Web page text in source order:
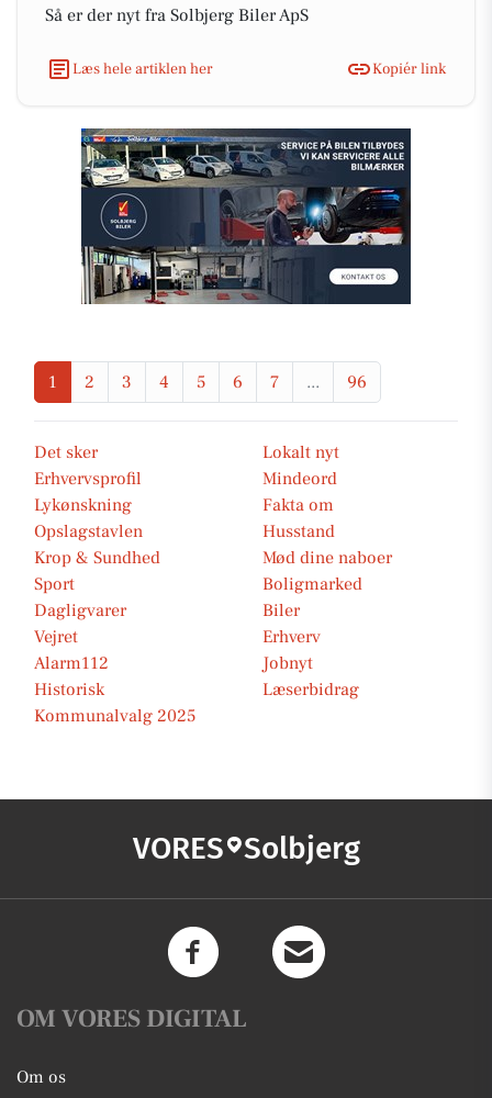
Så er der nyt fra Solbjerg Biler ApS
Læs hele artiklen her Kopiér link
1 2 3 4 5 6 7 ... 96
Det sker
Lokalt nyt
Erhvervsprofil
Mindeord
Lykønskning
Fakta om
Opslagstavlen
Husstand
Krop & Sundhed
Mød dine naboer
Sport
Boligmarked
Dagligvarer
Biler
Vejret
Erhverv
Alarm112
Jobnyt
Historisk
Læserbidrag
Kommunalvalg 2025
VORES Solbjerg
OM VORES DIGITAL
Om os